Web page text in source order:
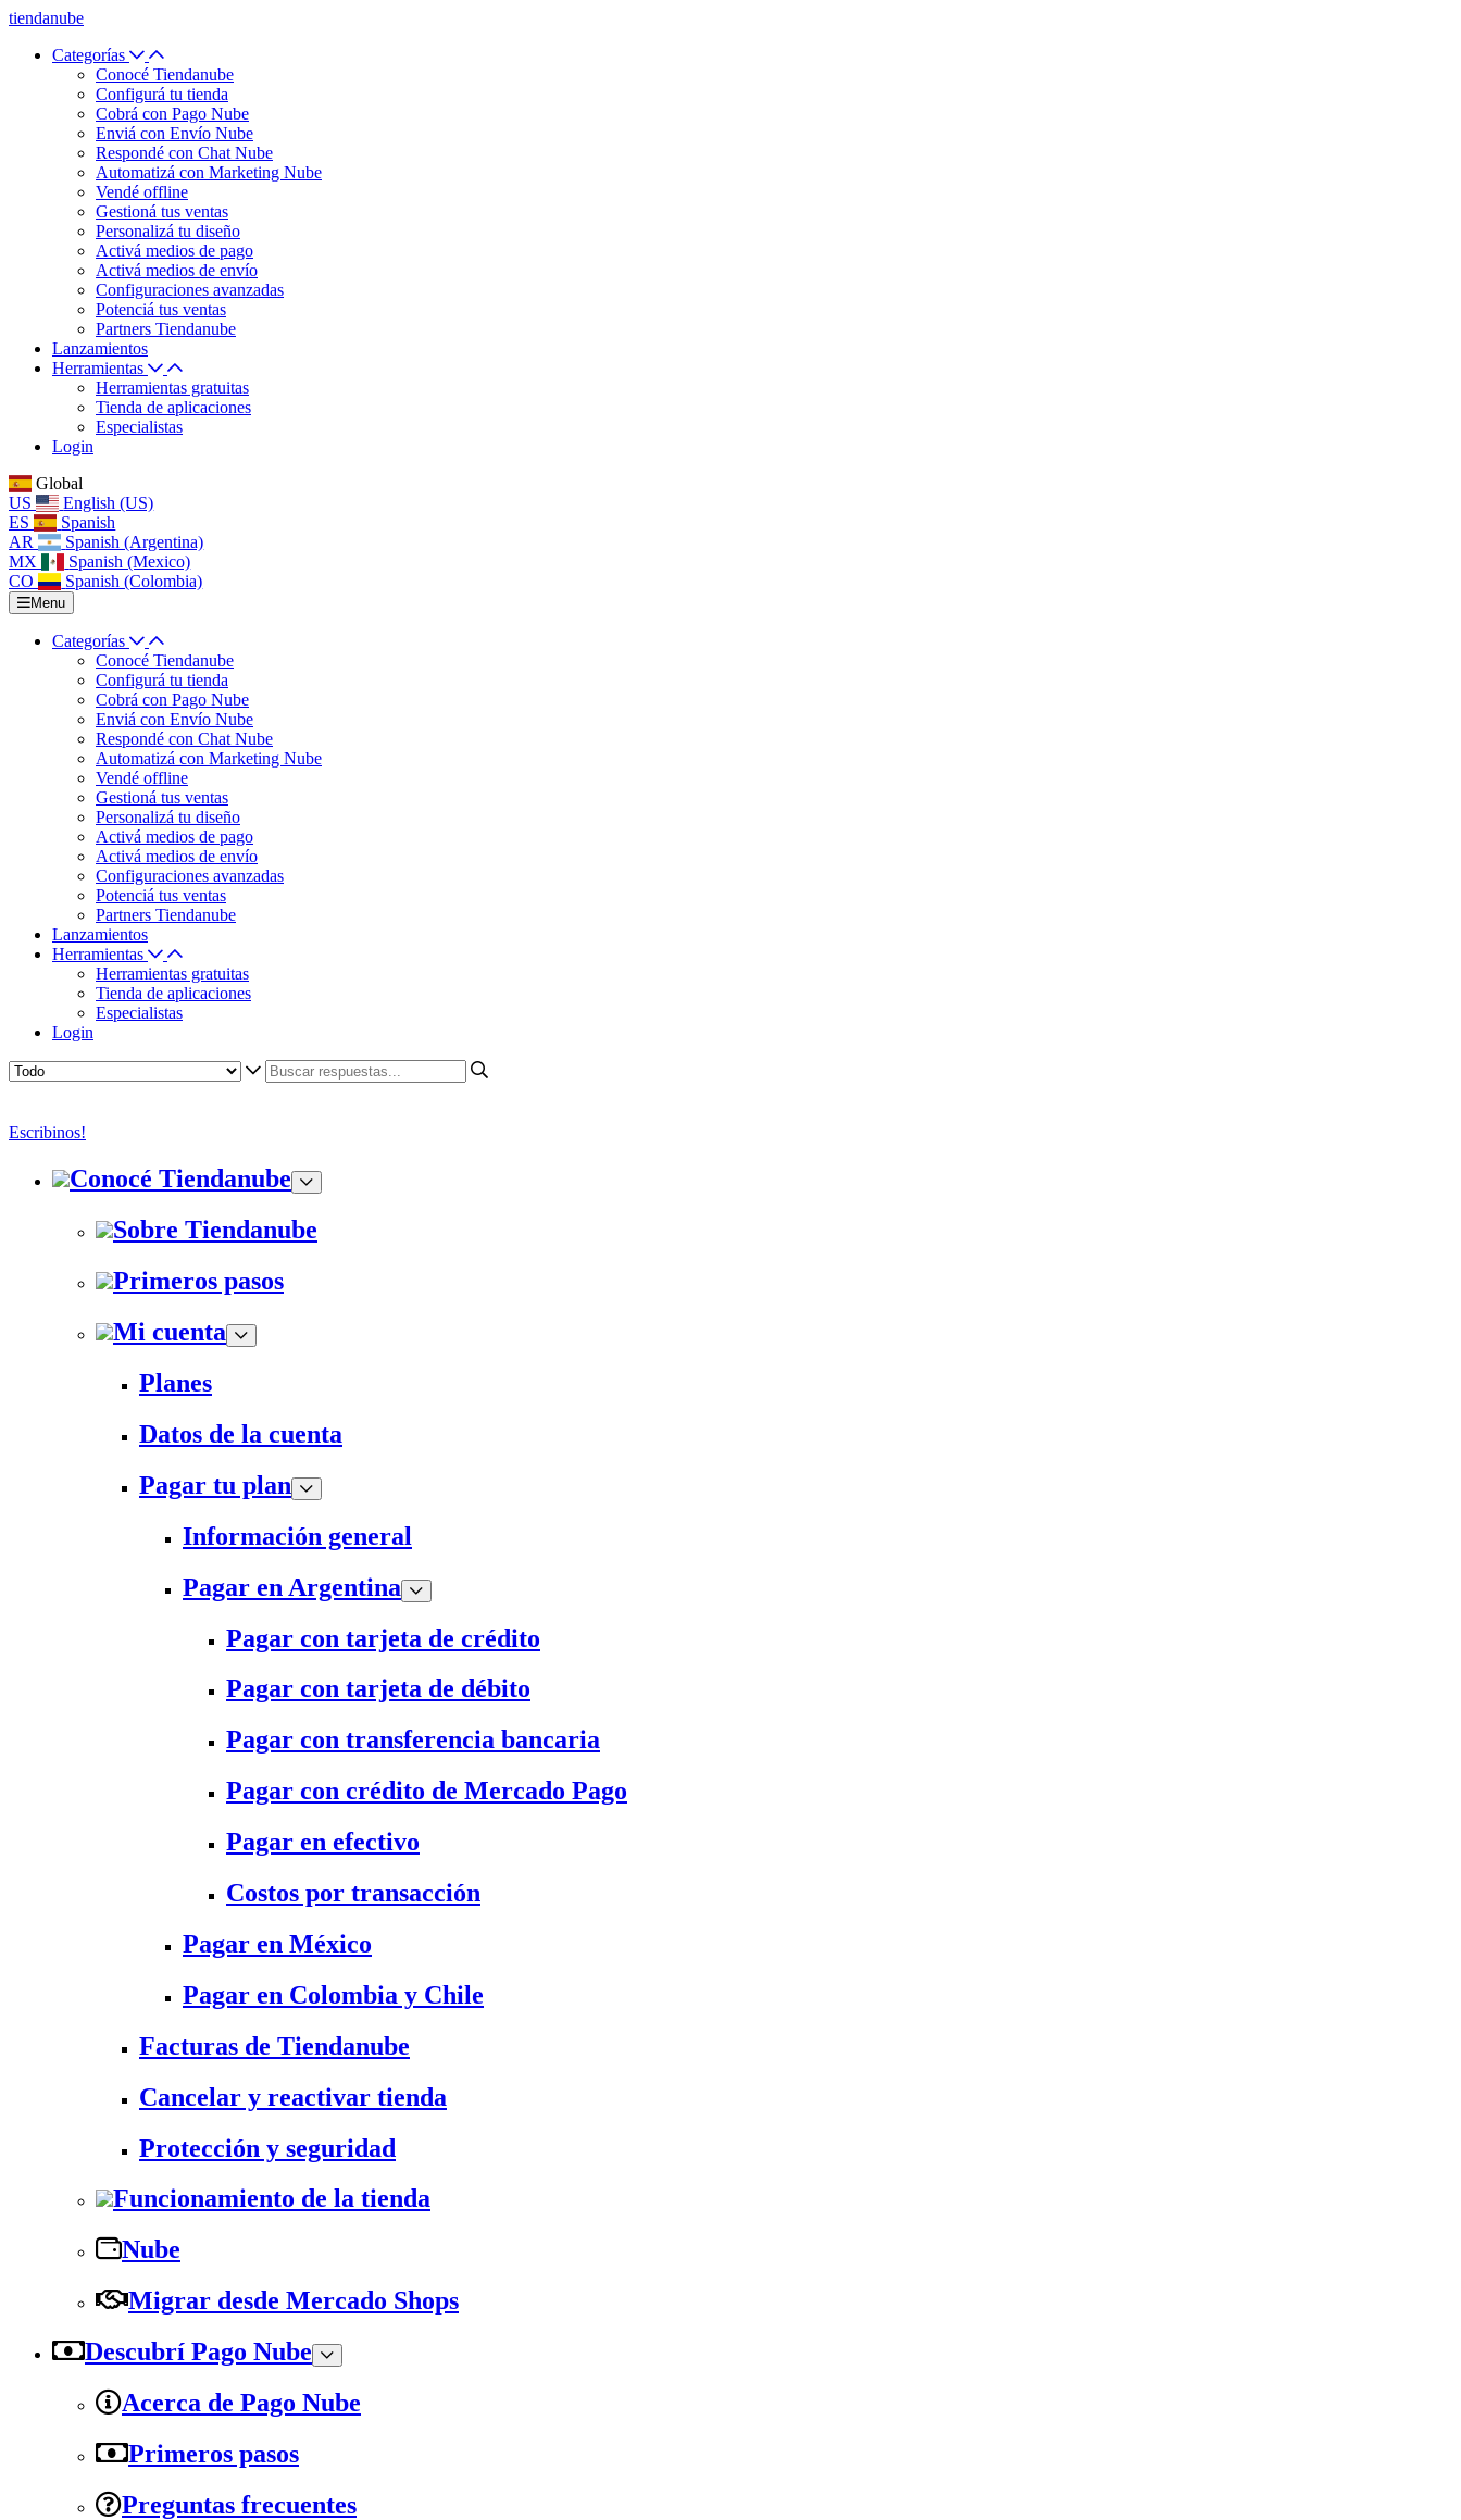
tiendanube
Categorías
Conocé Tiendanube
Configurá tu tienda
Cobrá con Pago Nube
Enviá con Envío Nube
Respondé con Chat Nube
Automatizá con Marketing Nube
Vendé offline
Gestioná tus ventas
Personalizá tu diseño
Activá medios de pago
Activá medios de envío
Configuraciones avanzadas
Potenciá tus ventas
Partners Tiendanube
Lanzamientos
Herramientas
Herramientas gratuitas
Tienda de aplicaciones
Especialistas
Login
Global
US
English (US)
ES
Spanish
AR
Spanish (Argentina)
MX
Spanish (Mexico)
CO
Spanish (Colombia)
Menu
Categorías
Conocé Tiendanube
Configurá tu tienda
Cobrá con Pago Nube
Enviá con Envío Nube
Respondé con Chat Nube
Automatizá con Marketing Nube
Vendé offline
Gestioná tus ventas
Personalizá tu diseño
Activá medios de pago
Activá medios de envío
Configuraciones avanzadas
Potenciá tus ventas
Partners Tiendanube
Lanzamientos
Herramientas
Herramientas gratuitas
Tienda de aplicaciones
Especialistas
Login
Escribinos!
Conocé Tiendanube
Sobre Tiendanube
Primeros pasos
Mi cuenta
Planes
Datos de la cuenta
Pagar tu plan
Información general
Pagar en Argentina
Pagar con tarjeta de crédito
Pagar con tarjeta de débito
Pagar con transferencia bancaria
Pagar con crédito de Mercado Pago
Pagar en efectivo
Costos por transacción
Pagar en México
Pagar en Colombia y Chile
Facturas de Tiendanube
Cancelar y reactivar tienda
Protección y seguridad
Funcionamiento de la tienda
Nube
Migrar desde Mercado Shops
Descubrí Pago Nube
Acerca de Pago Nube
Primeros pasos
Preguntas frecuentes